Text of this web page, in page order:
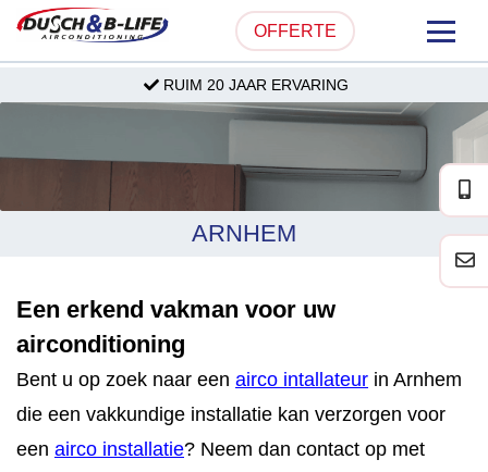
HOME
OVER ONS
PRODUCTEN
SERVICE & ONDERHOUD
OFFERTE
RUIM 20 JAAR ERVARING
ARNHEM
Een erkend vakman voor uw
airconditioning
Bent u op zoek naar een airco intallateur in Arnhem
die een vakkundige installatie kan verzorgen voor
een airco installatie? Neem dan contact op met